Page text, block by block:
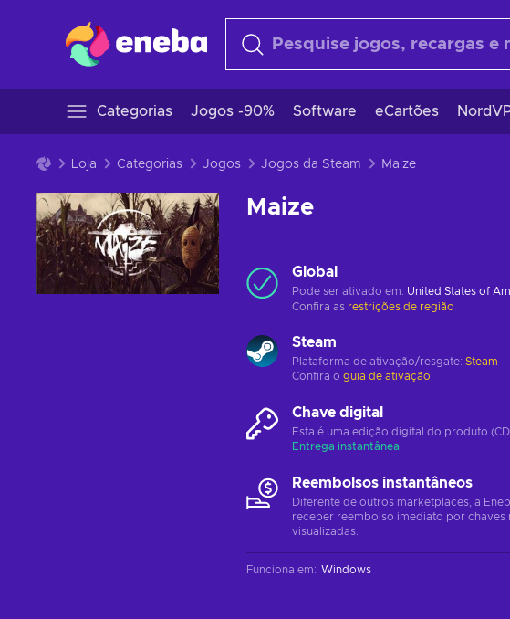
Categorias Jogos -90% Software eCartões
Loja Categorias Jogos Jogos da Steam Maize
Maize
Global
Pode ser ativado em: United States of
Confira as restrições de região
Steam
Plataforma de ativação/resgate: Steam
Confira o guia de ativação
Chave digital
Esta é uma edição digital do produto
Entrega instantânea
Reembolsos instantâneos
Diferente de outros marketplaces, a
receber reembolso imediato por chaves
visualizadas.
Funciona em: Windows